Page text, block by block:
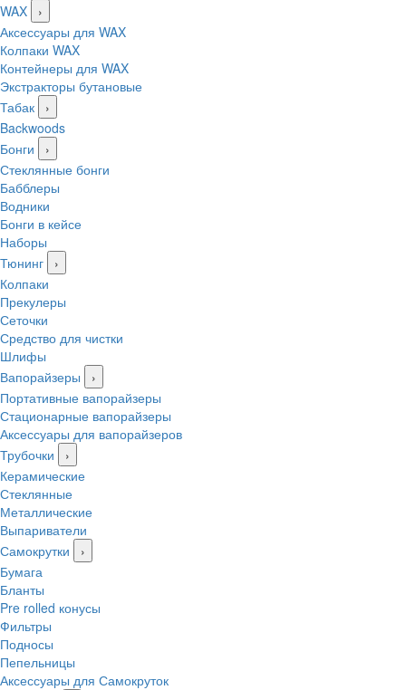
WAX
›
Аксессуары для WAX
Колпаки WAX
Контейнеры для WAX
Экстракторы бутановые
Табак
›
Backwoods
Бонги
›
Стеклянные бонги
Бабблеры
Водники
Бонги в кейсе
Наборы
Тюнинг
›
Колпаки
Прекулеры
Сеточки
Средство для чистки
Шлифы
Вапорайзеры
›
Портативные вапорайзеры
Стационарные вапорайзеры
Аксессуары для вапорайзеров
Трубочки
›
Керамические
Стеклянные
Металлические
Выпариватели
Самокрутки
›
Бумага
Бланты
Pre rolled конусы
Фильтры
Подносы
Пепельницы
Аксессуары для Самокруток